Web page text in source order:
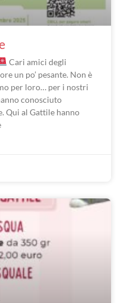
Cari amici degli
un po’ pesante. Non è
per loro… per i nostri
conosciuto
Qui al Gattile hanno